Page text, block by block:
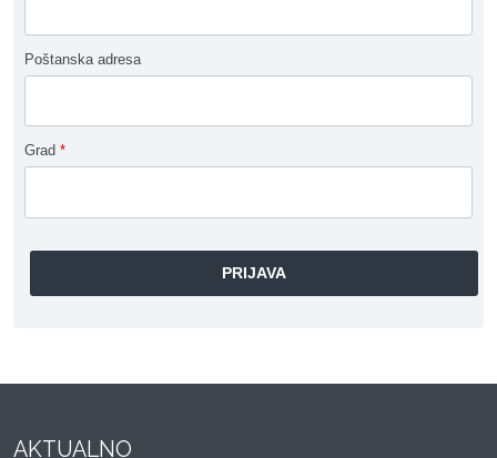
Poštanska adresa
Grad *
AKTUALNO